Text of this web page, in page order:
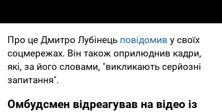
Про це Дмитро Лубінець повідомив у своїх
соцмережах. Він також оприлюднив кадри,
які, за його словами, "викликають серйозні
запитання".
Омбудсмен відреагував на відео із